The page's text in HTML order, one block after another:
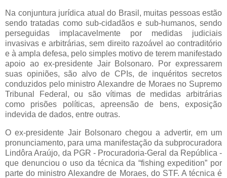
Na conjuntura jurídica atual do Brasil, muitas pessoas estão
sendo tratadas como sub-cidadãos e sub-humanos, sendo
perseguidas implacavelmente por medidas judiciais
invasivas e arbitrárias, sem direito razoável ao contraditório
e à ampla defesa, pelo simples motivo de terem manifestado
apoio ao ex-presidente Jair Bolsonaro. Por expressarem
suas opiniões, são alvo de CPIs, de inquéritos secretos
conduzidos pelo ministro Alexandre de Moraes no Supremo
Tribunal Federal, ou são vítimas de medidas arbitrárias
como prisões políticas, apreensão de bens, exposição
indevida de dados, entre outras.
O ex-presidente Jair Bolsonaro chegou a advertir, em um
pronunciamento, para uma manifestação da subprocuradora
Lindôra Araújo, da PGR - Procuradoria-Geral da República -
que denunciou o uso da técnica da “fishing expedition” por
parte do ministro Alexandre de Moraes, do STF. A técnica é